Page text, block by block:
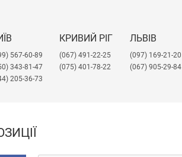
567-60-89
343-81-47
205-36-73
КРИВИЙ РІГ
(067) 491-22-25
(075) 401-78-22
ЛЬВІВ
​(097) 169-21-20
(067) 905-29-84